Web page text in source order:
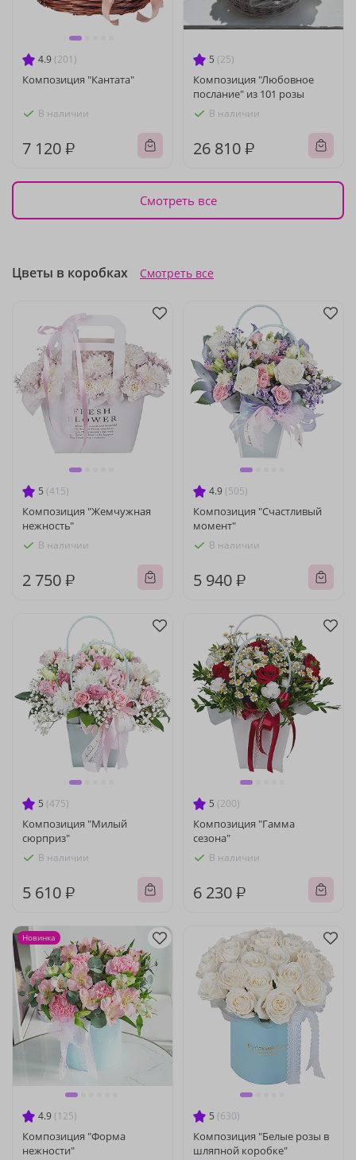
4.9 (201)
Композиция "Кантата"
В наличии
7 120 ₽
5 (25)
Композиция "Любовное
послание" из 101 розы
В наличии
26 810 ₽
Смотреть все
Цветы в коробках Смотреть все
5 (415)
Композиция "Жемчужная
нежность"
В наличии
2 750 ₽
4.9 (505)
Композиция "Счастливый
момент"
В наличии
5 940 ₽
5 (475)
Композиция "Милый
сюрприз"
В наличии
5 610 ₽
5 (200)
Композиция "Гамма
сезона"
В наличии
6 230 ₽
4.9 (125)
Композиция "Форма
нежности"
Новинка
5 (630)
Композиция "Белые розы в
шляпной коробке"